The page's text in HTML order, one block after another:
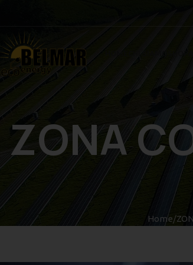
ZONA
Home